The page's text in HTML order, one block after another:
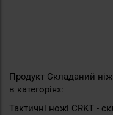
Продукт Складаний
в категоріях:
Тактичні ножі CRKT -